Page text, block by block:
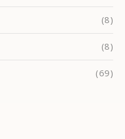
(8)
(8)
(69)